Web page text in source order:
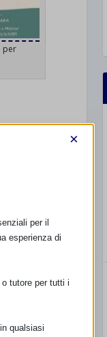
per
PROSSIMO
×
per il
esperienza di
tutore per tutti i
qualsiasi